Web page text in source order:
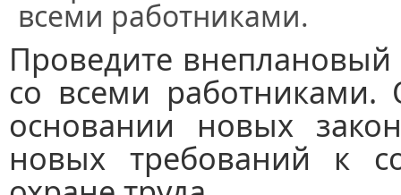
всеми работниками.
Проведите внеплановый
со всеми работниками.
основании новых
новых требований к